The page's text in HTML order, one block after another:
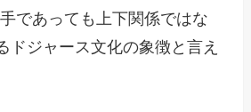
であっても上下関係ではな
ドジャース文化の象徴と言え